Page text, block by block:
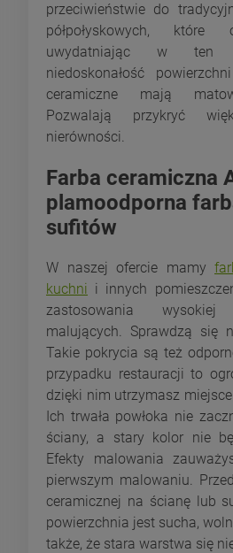
przeciwieństwie do
półpołyskowych, które
uwydatniając w ten
niedoskonałość
ceramiczne mają
Pozwalają przykryć
nierówności.
Farba ceramiczna
plamoodporna
sufitów
W naszej ofercie mamy
kuchni i innych
zastosowania
malujących. Sprawdzą się
Takie pokrycia są też
przypadku restauracji to
dzięki nim utrzymasz
Ich trwała powłoka nie
ściany, a stary kolor nie
Efekty malowania
pierwszym malowaniu.
ceramicznej na ścianę lub
powierzchnia jest sucha,
także, że stara warstwa się